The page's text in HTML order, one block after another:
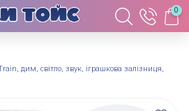
0
дим, світло, звук, іграшкова залізниця,